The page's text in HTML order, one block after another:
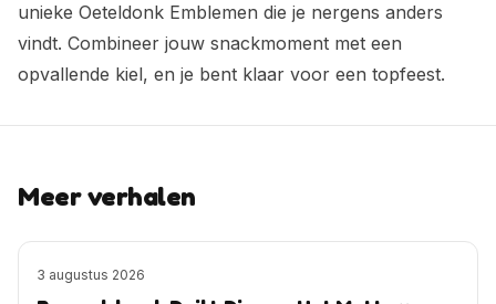
unieke Oeteldonk Emblemen die je nergens anders
vindt. Combineer jouw snackmoment met een
opvallende kiel, en je bent klaar voor een topfeest.
Meer verhalen
3 augustus 2026